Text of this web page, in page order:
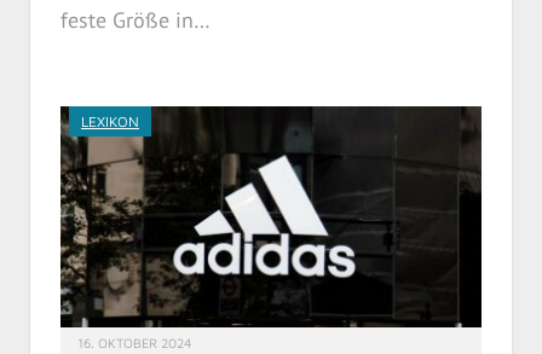
feste Größe in…
LEXIKON
16. OKTOBER 2024